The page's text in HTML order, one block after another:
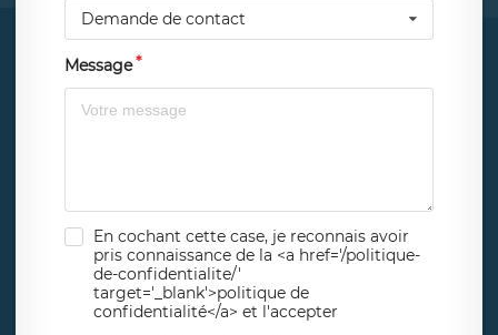
Demande de contact
Message
En cochant cette case, je reconnais avoir
pris connaissance de la <a href='/politique-
de-confidentialite/'
target='_blank'>politique de
confidentialité</a> et l'accepter